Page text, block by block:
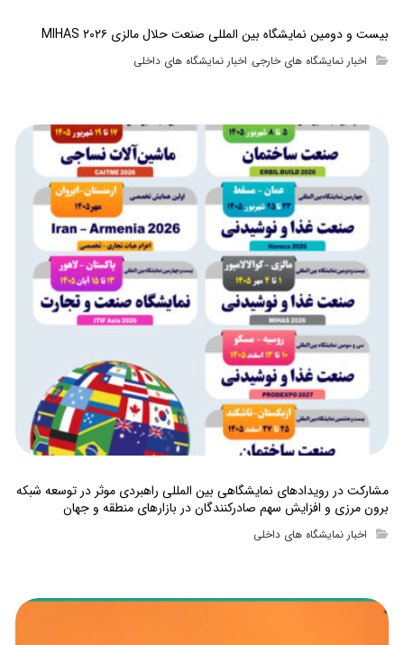
بیست و دومین نمایشگاه بین المللی صنعت حلال مالزی MIHAS ۲۰۲۶
اخبار نمایشگاه های خارجی, اخبار نمایشگاه های داخلی
مشارکت در رویدادهای نمایشگاهی بین المللی راهبردی موثر در توسعه شبکه
برون مرزی و افزایش سهم صادرکنندگان در بازارهای منطقه و جهان
اخبار نمایشگاه های داخلی